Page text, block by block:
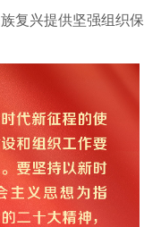
复兴提供坚强组织保